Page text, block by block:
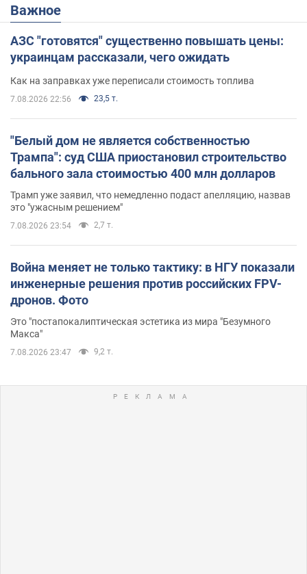
Важное
АЗС "готовятся" существенно повышать цены:
украинцам рассказали, чего ожидать
Как на заправках уже переписали стоимость топлива
7.08.2026 22:56 23,5 т.
"Белый дом не является собственностью
Трампа": суд США приостановил строительство
бального зала стоимостью 400 млн долларов
Трамп уже заявил, что немедленно подаст апелляцию, назвав
это "ужасным решением"
7.08.2026 23:54 2,7 т.
Война меняет не только тактику: в НГУ показали
инженерные решения против российских FPV-
дронов. Фото
Это "постапокалиптическая эстетика из мира "Безумного
Макса"
7.08.2026 23:47 9,2 т.